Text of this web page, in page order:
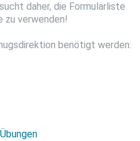
daher, die Formularliste
zu verwenden!
benötigt werden: